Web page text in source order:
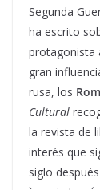
Segunda
ha escrito
protagonista
gran
rusa, los
Cultural
la revista de
interés que
siglo